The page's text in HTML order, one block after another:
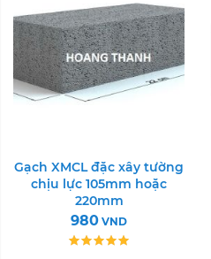
Gạch XMCL đặc xây tường
chịu lực 105mm hoặc
220mm
980 VND